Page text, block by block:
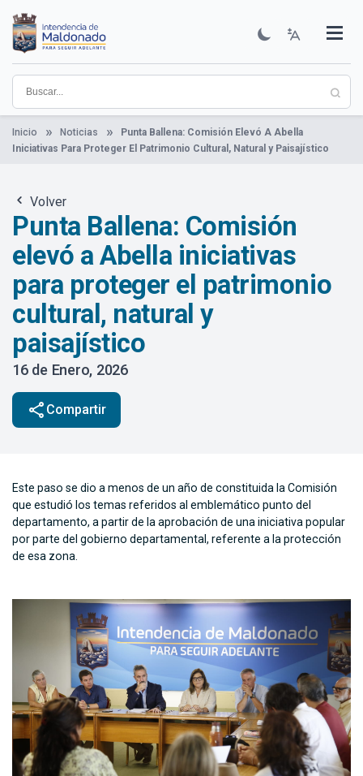
contenido
principal
Institucional
Municipios
Descubre Maldonado
Comunicación
Servicios
Guía De Trámites
Ver Noticias
Inicio Noticias
Punta Ballena: Comisión Elevó A Abella
Iniciativas Para Proteger El Patrimonio Cultural, Natural y Paisajístico
Volver
Punta Ballena: Comisión
elevó a Abella iniciativas
para proteger el patrimonio
cultural, natural y
paisajístico
16 de Enero, 2026
share Compartir
Este paso se dio a menos de un año de constituida la Comisión
que estudió los temas referidos al emblemático punto del
departamento, a partir de la aprobación de una iniciativa popular
por parte del gobierno departamental, referente a la protección
de esa zona.